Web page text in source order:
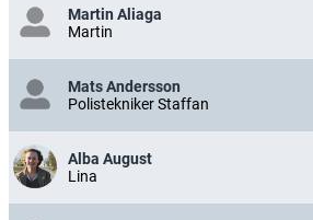
Martin Aliaga
Martin
Mats Andersson
Polistekniker Staffan
Alba August
Lina